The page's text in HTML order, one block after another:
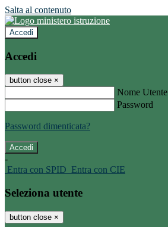
Salta al contenuto
Accedi
Accedi
button close ×
Nome Utente
Password
Password dimenticata?
-
Entra con SPID Entra con CIE
Seleziona utente
button close ×